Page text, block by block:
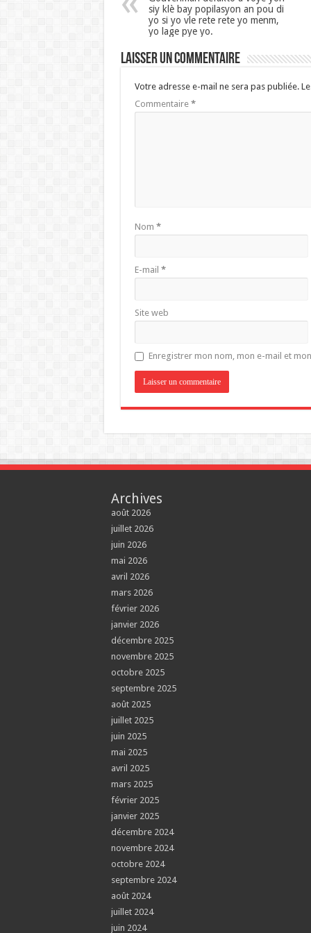
siy klè bay popilasyon an pou di
yo si yo vle rete rete yo menm,
yo lage pye yo.
Laisser un commentaire
Votre adresse e-mail ne sera pas publiée.
Commentaire *
Nom *
E-mail *
Site web
Enregistrer mon nom, mon e-mail et
Archives
août 2026
juillet 2026
juin 2026
mai 2026
avril 2026
mars 2026
février 2026
janvier 2026
décembre 2025
novembre 2025
octobre 2025
septembre 2025
août 2025
juillet 2025
juin 2025
mai 2025
avril 2025
mars 2025
février 2025
janvier 2025
décembre 2024
novembre 2024
octobre 2024
septembre 2024
août 2024
juillet 2024
juin 2024